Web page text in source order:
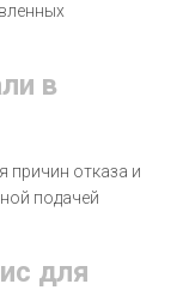
в
причин отказа и
подачей
для